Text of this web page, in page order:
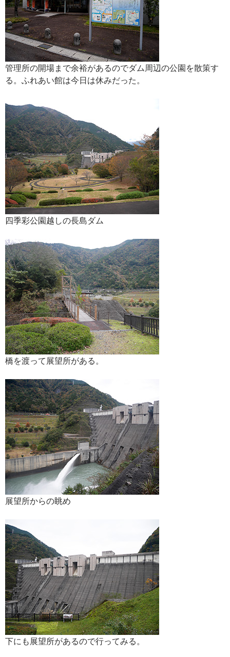
管理所の開場まで余裕があるのでダム周辺の公園を散策す
る。ふれあい館は今日は休みだった。
四季彩公園越しの長島ダム
橋を渡って展望所がある。
展望所からの眺め
下にも展望所があるので行ってみる。